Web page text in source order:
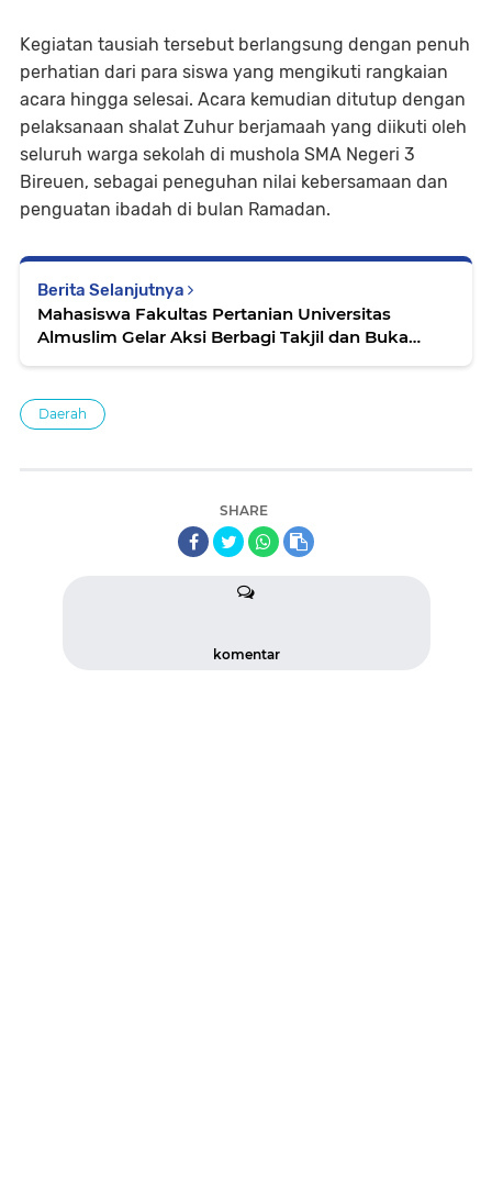
Kegiatan tausiah tersebut berlangsung dengan penuh
perhatian dari para siswa yang mengikuti rangkaian
acara hingga selesai. Acara kemudian ditutup dengan
pelaksanaan shalat Zuhur berjamaah yang diikuti oleh
seluruh warga sekolah di mushola SMA Negeri 3
Bireuen, sebagai peneguhan nilai kebersamaan dan
penguatan ibadah di bulan Ramadan.
Berita Selanjutnya
Mahasiswa Fakultas Pertanian Universitas
Almuslim Gelar Aksi Berbagi Takjil dan Buka
Daerah
SHARE
komentar